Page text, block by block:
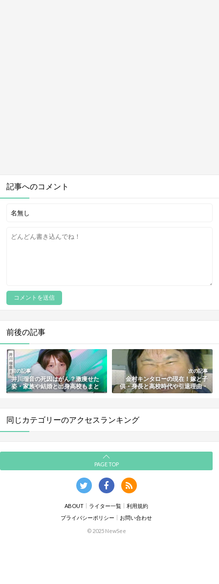
記事へのコメント
前後の記事
前の記事
井川瑠音の死因はがん？激痩せた
姿・家族や結婚と出身高校もまと
め【東京リベンジャーズ・水曜日
次の記事
金村キンタローの現在！嫁と子
供・身長と高校時代や引退理由・
大日本プロレスでのわいせつ事件
同じカテゴリーのアクセスランキング
PAGE TOP
ABOUT ライター一覧
利用規約
プライバシーポリシー
お問い合わせ
© 2025 NewSee